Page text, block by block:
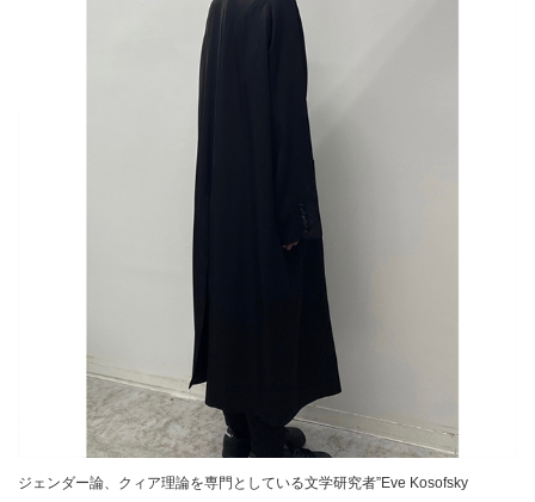
ジェンダー論、クィア理論を専門としている文学研究者”Eve Kosofsky